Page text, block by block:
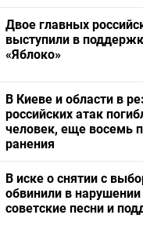
Двое главных
выступили в
«Яблоко»
В Киеве и области в
российских атак
человек, еще восемь
ранения
В иске о снятии с
обвинили в нарушении
советские песни и